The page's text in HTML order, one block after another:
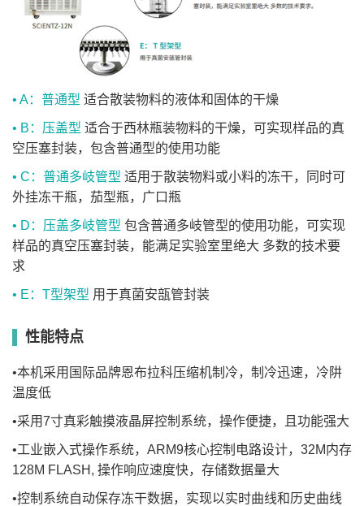
• A：普通型 适合散装物料的液体和固体的干燥
• B：压盖型 适合于西林瓶装物料的干燥，可实现样品的真
空压塞封装，包含普通型的使用功能
• C：普通多岐管型 适用于散装物料或小料的冻干，同时可
外挂冻干瓶，茄型瓶，广口瓶
• D：压盖多岐管型 包含普通多岐管型的使用功能，可实现
样品的真空压塞封装，能满足实验室里绝大 多数的技术要
求
• E：T型架型 用于真菌安瓿管封装
性能特点
•本机采用国际品牌恩布拉科压缩机制冷，制冷迅速，冷阱
温度低
•采用7寸真彩触摸液晶屏控制系统，操作便捷，且功能强大
•工业嵌入式操作系统，ARM9核心控制电路设计，32M内存
128M FLASH, 操作响应速度快，存储数据量大
•控制系统自动保存冻干数据，实现以实时曲线和历史曲线
整机重量(kg)
57 63 63 70 65
特别说明
整机尺寸及重量均不含外置真空泵，B/D型冻干机整机
约为70mm)